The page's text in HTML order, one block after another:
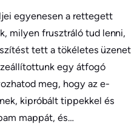
egyenesen a rettegett
milyen frusztráló tud lenni,
tett a tökéletes üzenet
egy átfogó
meg, hogy az e-
kipróbált tippekkel és
mappát, és…